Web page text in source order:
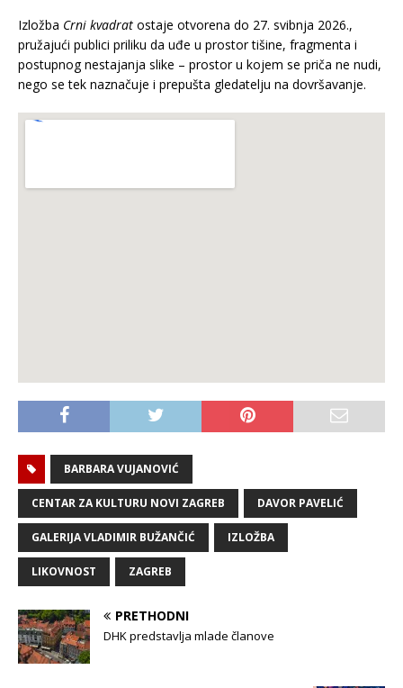
Izložba Crni kvadrat ostaje otvorena do 27. svibnja 2026.,
pružajući publici priliku da uđe u prostor tišine, fragmenta i
postupnog nestajanja slike – prostor u kojem se priča ne nudi,
nego se tek naznačuje i prepušta gledatelju na dovršavanje.
BARBARA VUJANOVIĆ
CENTAR ZA KULTURU NOVI ZAGREB DAVOR PAVELIĆ
GALERIJA VLADIMIR BUŽANČIĆ IZLOŽBA
LIKOVNOST ZAGREB
PRETHODNI
DHK predstavlja mlade članove